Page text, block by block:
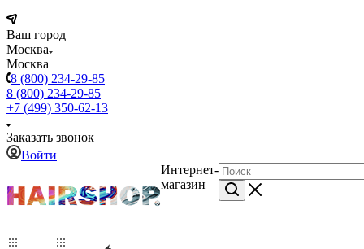
Ваш город
Москва
Москва
8 (800) 234-29-85
8 (800) 234-29-85
+7 (499) 350-62-13
Заказать звонок
Войти
Интернет-
магазин